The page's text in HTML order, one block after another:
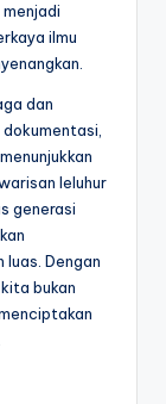
ilmu
dan
leluhur
generasi
luas. Dengan
bukan